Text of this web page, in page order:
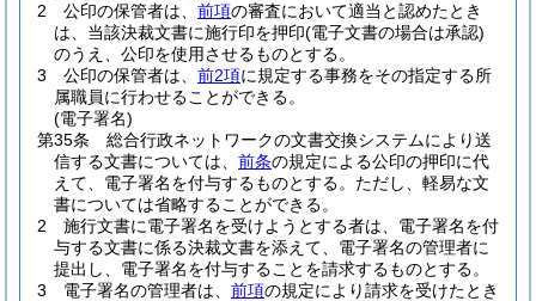
2
公印の保管者は、 前項の審査において適当と認めたとき
は、当該決裁文書に施行印を押印(電子文書の場合は承認)
のうえ、公印を使用させるものとする。
3
公印の保管者は、 前2項に規定する事務をその指定する所
属職員に行わせることができる。
(電子署名)
第35条
総合行政ネットワークの文書交換システムにより送
信する文書については、 前条の規定による公印の押印に代
えて、電子署名を付与するものとする。 ただし、軽易な文
書については省略することができる。
2
施行文書に電子署名を受けようとする者は、電子署名を付
与する文書に係る決裁文書を添えて、電子署名の管理者に
提出し、電子署名を付与することを請求するものとする。
3
電子署名の管理者は、 前項の規定により請求を受けたとき